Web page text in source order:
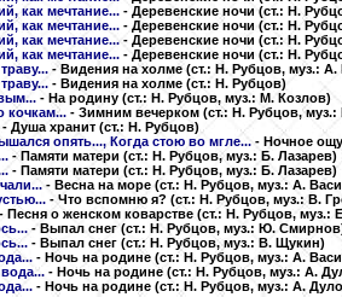
как мечтание... - Деревенские ночи (ст.: Н.
как мечтание... - Деревенские ночи (ст.: Н.
как мечтание... - Деревенские ночи (ст.: Н.
как мечтание... - Деревенские ночи (ст.: Н.
- Видения на холме(ст.: Н. Рубцов, муз.: А.
- Видения на холме (ст.: Н. Рубцов)
- На родину (ст.: Н. Рубцов, муз.: М. Козлов)
кочкам... - Зимним вечерком (ст.: Н. Рубцов, муз.:
- Душа хранит (ст.: Н. Рубцов)
опять..., Когда стою во мгле... - Ночное
- Памяти матери (ст.: Н. Рубцов, муз.: Б. Лазарев)
- Памяти матери (ст.: Н. Рубцов, муз.: Б. Лазарев)
- Весна на море (ст.: Н. Рубцов, муз.: А.
- Что вспомню я? (ст.: Н. Рубцов, муз.: В.
- Песня о женском коварстве (ст.: Н. Рубцов, муз.:
- Выпал снег (ст.: Н. Рубцов, муз.: Ю.
- Выпал снег (ст.: Н. Рубцов, муз.: В. Щукин)
- Ночь на родине (ст.: Н. Рубцов, муз.: А.
- Ночь на родине (ст.: Н. Рубцов, муз.: А.
- Ночь на родине (ст.: Н. Рубцов, муз.: А.